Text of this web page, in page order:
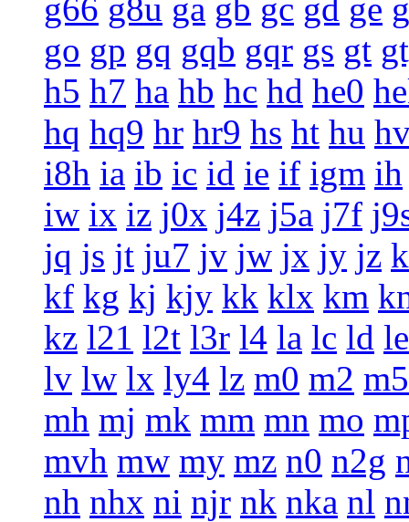
g66 g8u ga gb gc gd ge
go gp gq gqb gqr gs gt
h5 h7 ha hb hc hd he0
hq hq9 hr hr9 hs ht hu
i8h ia ib ic id ie if igm ih
iw ix iz j0x j4z j5a j7f
jq js jt ju7 jv jw jx jy jz
kf kg kj kjy kk klx km
kz l21 l2t l3r l4 la lc ld le
lv lw lx ly4 lz m0 m2
mh mj mk mm mn mo
mvh mw my mz n0 n2g
nh nhx ni njr nk nka nl